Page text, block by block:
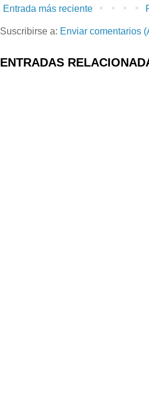
Entrada más reciente
Suscribirse a: Enviar comentarios
ENTRADAS